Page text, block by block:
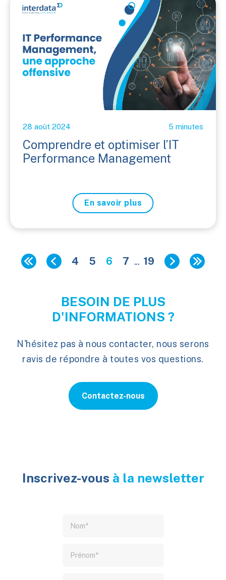
28 août 2024 5 minutes
Comprendre et optimiser l’IT
Performance Management
En savoir plus
4 5 6 7 ... 19
BESOIN DE PLUS
D'INFORMATIONS ?
N'hésitez pas à nous contacter, nous serons
ravis de répondre à toutes vos questions.
Contactez-nous
Inscrivez-vous à la newsletter